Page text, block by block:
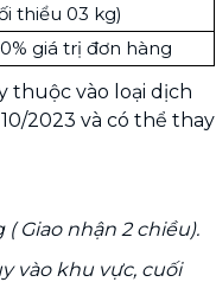
thiểu 03 kg)
giá trị đơn hàng
thuộc vào loại dịch
2023 và có thể thay
Giao nhận 2 chiều).
vào khu vực, cuối